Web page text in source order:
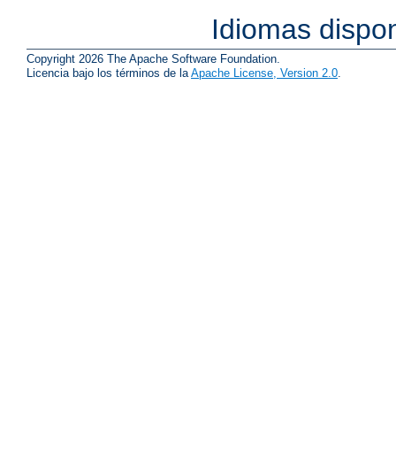
Idiomas
Copyright 2026 The Apache Software Foundation.
Licencia bajo los términos de laApache License, Version 2.0.